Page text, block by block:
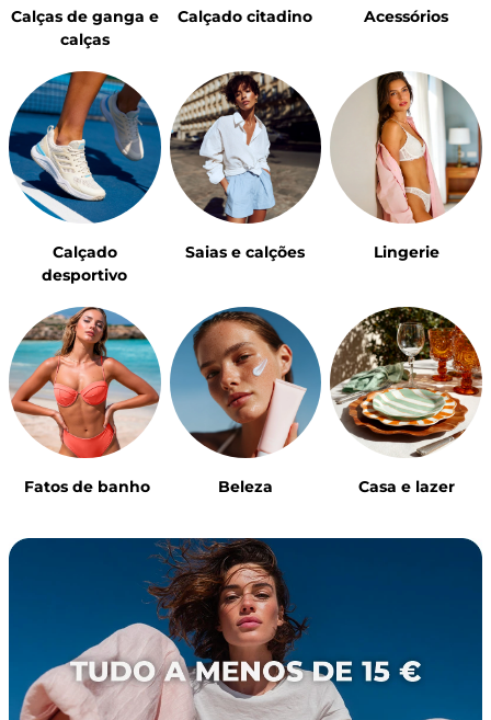
Calças de ganga e
calças
Calçado citadino Acessórios
Calçado
desportivo
Saias e calções Lingerie
Fatos de banho Beleza Casa e lazer